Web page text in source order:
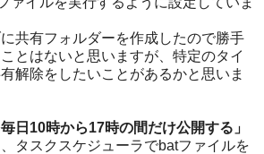
共有フォルダーを作成したので勝手
とはないと思いますが、特定のタイ
解除をしたいことがあるかと思いま
日10時から17時の間だけ公開する」
、タスクスケジューラでbatファイルを